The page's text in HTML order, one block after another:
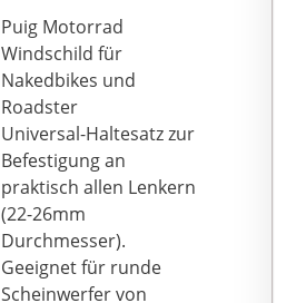
unser Bestes tun, um
Ihnen bei der Lösung
des Problems zu helfen.
Puig Motorrad
Windschild für
Nakedbikes und
Roadster
Universal-Haltesatz zur
Befestigung an
praktisch allen Lenkern
(22-26mm
Durchmesser).
Geeignet für runde
Scheinwerfer von